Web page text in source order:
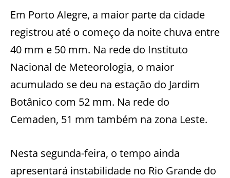
Em Porto Alegre, a maior parte da cidade
registrou até o começo da noite chuva entre
40 mm e 50 mm. Na rede do Instituto
Nacional de Meteorologia, o maior
acumulado se deu na estação do Jardim
Botânico com 52 mm. Na rede do
Cemaden, 51 mm também na zona Leste.
Nesta segunda-feira, o tempo ainda
apresentará instabilidade no Rio Grande do